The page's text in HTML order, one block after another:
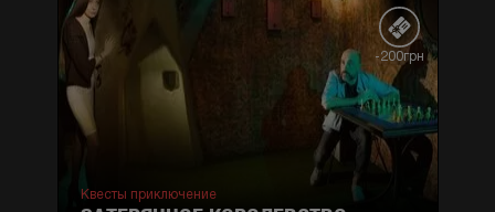
-200грн
Квесты приключение